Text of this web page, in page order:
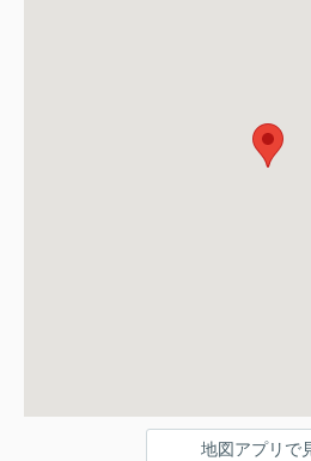
地図アプリで